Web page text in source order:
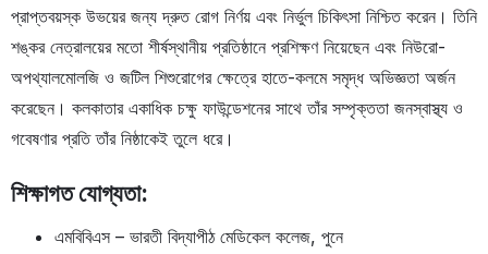
প্রাপ্তবয়স্ক উভয়ের জন্য দ্রুত রোগ নির্ণয় এবং নির্ভুল চিকিৎসা নিশ্চিত করেন। তিনি
শঙ্কর নেত্রালয়ের মতো শীর্ষস্থানীয় প্রতিষ্ঠানে প্রশিক্ষণ নিয়েছেন এবং নিউরো-
অপথ্যালমোলজি ও জটিল শিশুরোগের ক্ষেত্রে হাতে-কলমে সমৃদ্ধ অভিজ্ঞতা অর্জন
করেছেন। কলকাতার একাধিক চক্ষু ফাউন্ডেশনের সাথে তাঁর সম্পৃক্ততা জনস্বাস্থ্য ও
গবেষণার প্রতি তাঁর নিষ্ঠাকেই তুলে ধরে।
শিক্ষাগত যোগ্যতা:
এমবিবিএস – ভারতী বিদ্যাপীঠ মেডিকেল কলেজ, পুনে